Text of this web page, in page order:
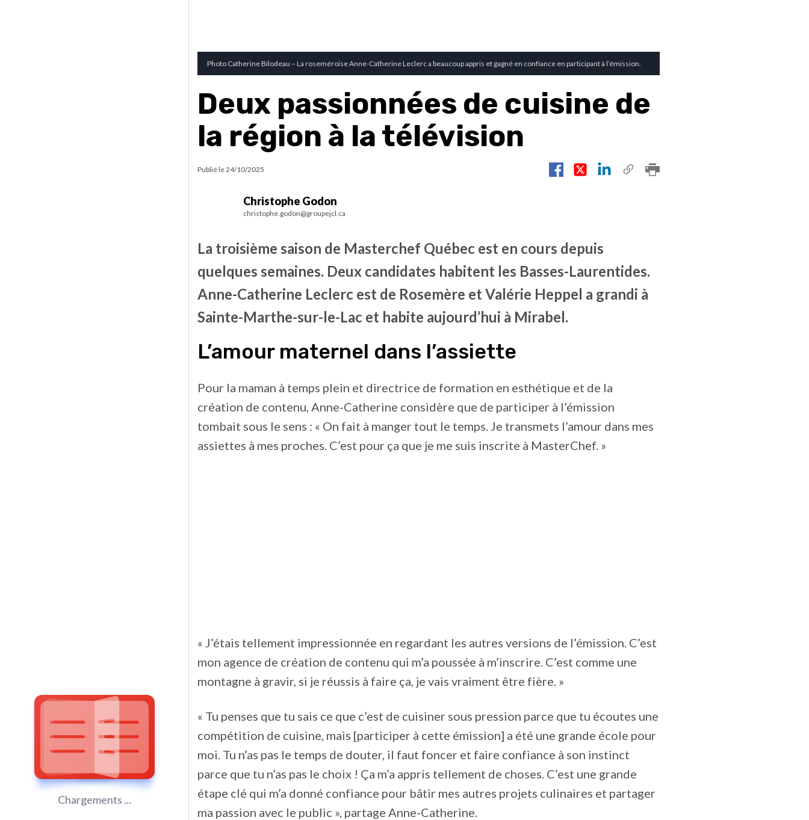
Chargements ...
Photo Catherine Bilodeau – La roseméroise Anne-Catherine Leclerc a beaucoup appris et gagné en confiance en participant à l’émission.
Deux passionnées de cuisine de
la région à la télévision
Publié le24/10/2025
Christophe Godon
christophe.godon@groupejcl.ca
La troisième saison de Masterchef Québec est en cours depuis
quelques semaines. Deux candidates habitent les Basses-Laurentides.
Anne-Catherine Leclerc est de Rosemère et Valérie Heppel a grandi à
Sainte-Marthe-sur-le-Lac et habite aujourd’hui à Mirabel.
L’amour maternel dans l’assiette
Pour la maman à temps plein et directrice de formation en esthétique et de la
création de contenu, Anne-Catherine considère que de participer à l’émission
tombait sous le sens : « On fait à manger tout le temps. Je transmets l’amour dans mes
assiettes à mes proches. C’est pour ça que je me suis inscrite à MasterChef. »
« J’étais tellement impressionnée en regardant les autres versions de l’émission. C’est
mon agence de création de contenu qui m’a poussée à m’inscrire. C’est comme une
montagne à gravir, si je réussis à faire ça, je vais vraiment être fière. »
« Tu penses que tu sais ce que c’est de cuisiner sous pression parce que tu écoutes une
compétition de cuisine, mais [participer à cette émission] a été une grande école pour
moi. Tu n’as pas le temps de douter, il faut foncer et faire confiance à son instinct
parce que tu n’as pas le choix ! Ça m’a appris tellement de choses. C’est une grande
étape clé qui m’a donné confiance pour bâtir mes autres projets culinaires et partager
ma passion avec le public », partage Anne-Catherine.